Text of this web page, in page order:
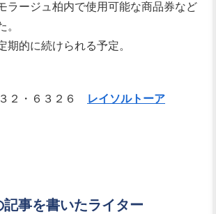
ラージュ柏内で使用可能な商品券など
。
的に続けられる予定。
２・６３２６ レイソルトーア
記事を書いたライター